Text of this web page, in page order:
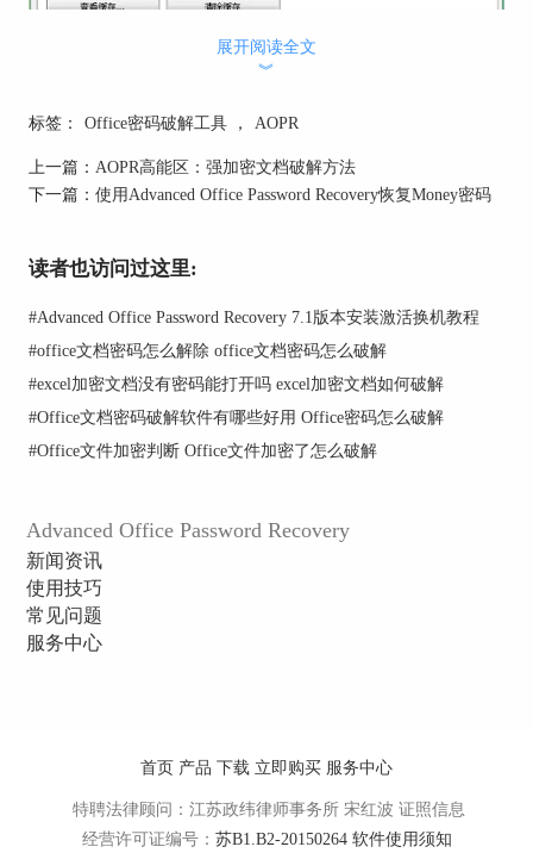
用户即可以采取针对性的解决方案。比如上例中的
买完整版来解决这个问题，这样解决问题时更加具
有针对性。
以上就是对Advanced Office Password Recovery出现
破解异常的解决建议，善用AOPR“日志窗口”可以
大大提高解决问题的效率。如果想了解更多其他内
展开阅读全文
︾
标签： Office密码破解工具 ， AOPR
上一篇： AOPR高能区：强加密文档破解方法
下一篇： 使用Advanced Office Password Recovery恢复Money密码
读者也访问过这里:
#Advanced Office Password Recovery 7.1版本安装激活换机教程
#office文档密码怎么解除 office文档密码怎么破解
#excel加密文档没有密码能打开吗 excel加密文档如何破解
#Office文档密码破解软件有哪些好用 Office密码怎么破解
#Office文件加密判断 Office文件加密了怎么破解
Advanced Office Password Recovery
新闻资讯
使用技巧
常见问题
服务中心
首页 产品 下载 立即购买 服务中心
特聘法律顾问：江苏政纬律师事务所 宋红波 证照信息
经营许可证编号： 苏B1.B2-20150264 软件使用须知